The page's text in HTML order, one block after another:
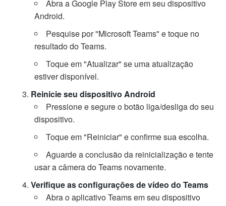
Abra a Google Play Store em seu dispositivo
Android.
Pesquise por "Microsoft Teams" e toque no
resultado do Teams.
Toque em "Atualizar" se uma atualização
estiver disponível.
Reinicie seu dispositivo Android
Pressione e segure o botão liga/desliga do seu
dispositivo.
Toque em "Reiniciar" e confirme sua escolha.
Aguarde a conclusão da reinicialização e tente
usar a câmera do Teams novamente.
Verifique as configurações de vídeo do Teams
Abra o aplicativo Teams em seu dispositivo